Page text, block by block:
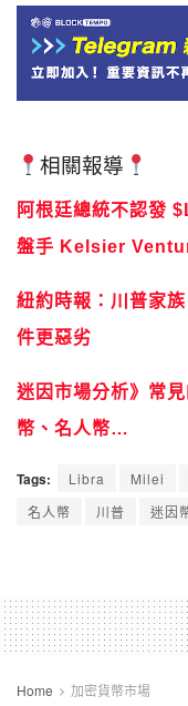
相關報導
阿根廷總統不認發
盤手 Kelsier
紐約時報：川普家
件更惡劣
迷因市場分析》常
幣、名人幣…
Tags: Libra Milei
名人幣
川普 迷因
Home 加密貨幣市場